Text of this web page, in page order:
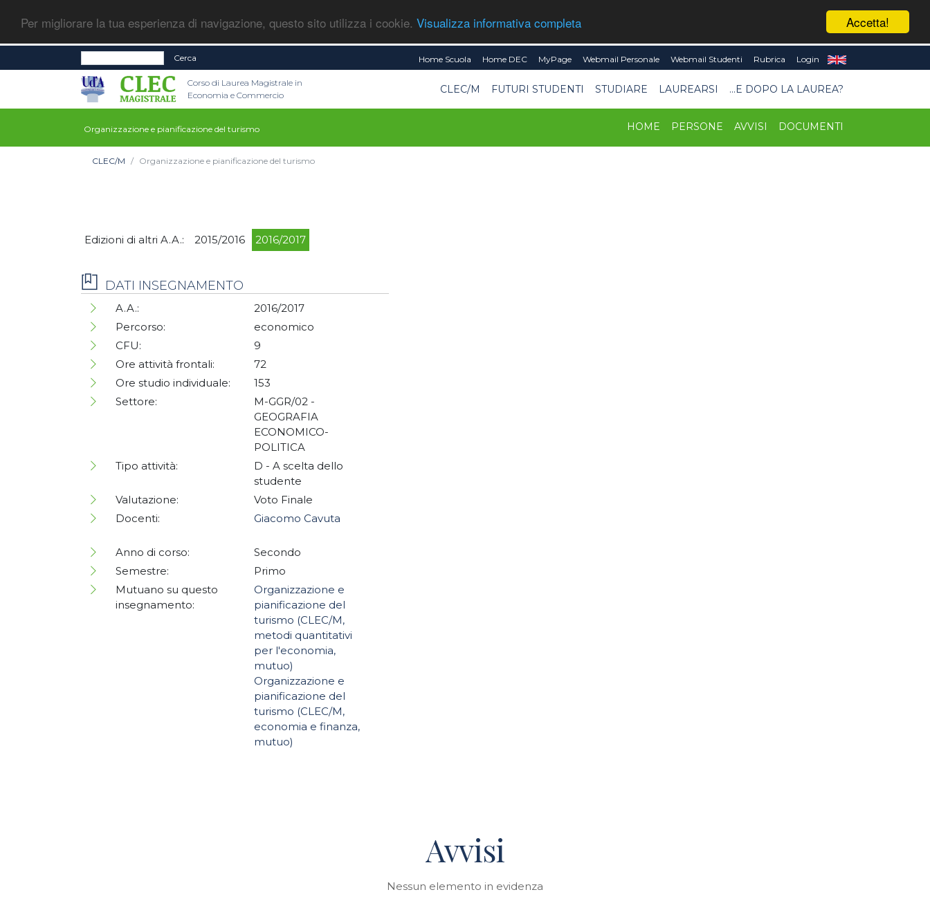
Accetta!
Per migliorare la tua esperienza di navigazione, questo sito utilizza i cookie. Visualizza informativa completa
Cerca Home Scuola Home DEC MyPage Webmail Personale Webmail Studenti Rubrica Login
Corso di Laurea Magistrale in
Economia e Commercio
CLEC/M FUTURI STUDENTI STUDIARE LAUREARSI ...E DOPO LA LAUREA?
Organizzazione e pianificazione del turismo HOME PERSONE AVVISI DOCUMENTI
CLEC/M Organizzazione e pianificazione del turismo
Edizioni di altri A.A.: 2015/2016 2016/2017
DATI INSEGNAMENTO
A.A.:
2016/2017
Percorso:
economico
CFU:
9
Ore attività frontali:
72
Ore studio individuale:
153
Settore:
M-GGR/02 -
GEOGRAFIA
ECONOMICO-
POLITICA
Tipo attività:
D - A scelta dello
studente
Valutazione:
Voto Finale
Docenti:
Giacomo Cavuta
Anno di corso:
Secondo
Semestre:
Primo
Mutuano su questo
insegnamento:
Organizzazione e
pianificazione del
turismo (CLEC/M,
metodi quantitativi
per l'economia,
mutuo)
Organizzazione e
pianificazione del
turismo (CLEC/M,
economia e finanza,
mutuo)
Avvisi
Nessun elemento in evidenza